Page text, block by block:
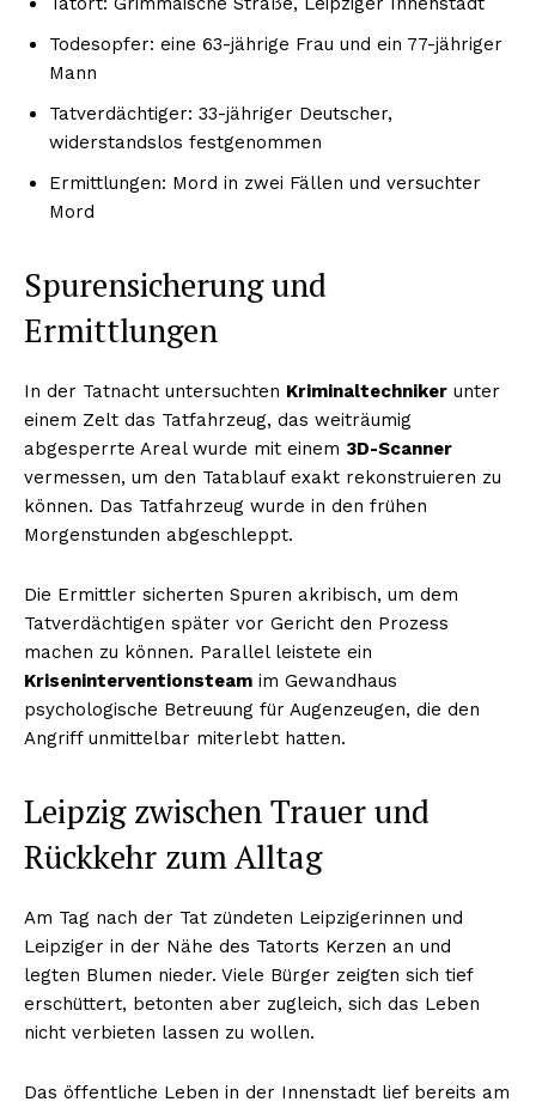
Todesopfer: eine 63-jährige Frau und ein 77-jähriger
Mann
Tatverdächtiger: 33-jähriger Deutscher,
widerstandslos festgenommen
Ermittlungen: Mord in zwei Fällen und versuchter
Mord
Spurensicherung und
Ermittlungen
In der Tatnacht untersuchten Kriminaltechniker unter
einem Zelt das Tatfahrzeug, das weiträumig
abgesperrte Areal wurde mit einem 3D-Scanner
vermessen, um den Tatablauf exakt rekonstruieren zu
können. Das Tatfahrzeug wurde in den frühen
Morgenstunden abgeschleppt.
Die Ermittler sicherten Spuren akribisch, um dem
Tatverdächtigen später vor Gericht den Prozess
machen zu können. Parallel leistete ein
Kriseninterventionsteam im Gewandhaus
psychologische Betreuung für Augenzeugen, die den
Angriff unmittelbar miterlebt hatten.
Leipzig zwischen Trauer und
Rückkehr zum Alltag
Am Tag nach der Tat zündeten Leipzigerinnen und
Leipziger in der Nähe des Tatorts Kerzen an und
legten Blumen nieder. Viele Bürger zeigten sich tief
erschüttert, betonten aber zugleich, sich das Leben
nicht verbieten lassen zu wollen.
Das öffentliche Leben in der Innenstadt lief bereits am